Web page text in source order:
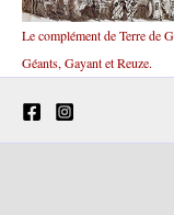
Le complément de Terre de
Géants, Gayant et Reuze.